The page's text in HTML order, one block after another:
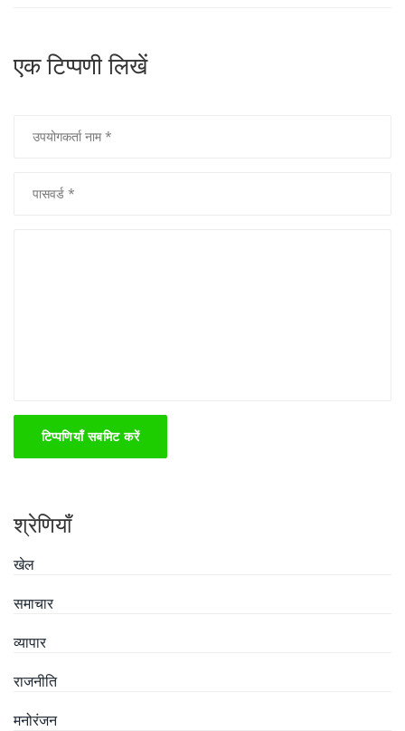
एक टिप्पणी लिखें
टिप्पणियाँ सबमिट करें
श्रेणियाँ
खेल
समाचार
व्यापार
राजनीति
मनोरंजन